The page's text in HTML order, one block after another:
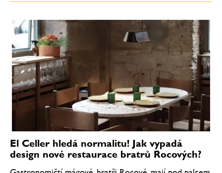
El Celler hledá normalitu! Jak vypadá
design nové restaurace bratrů Rocových?